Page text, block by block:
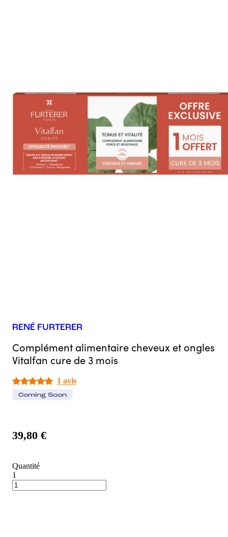
RENÉ FURTERER
Complément alimentaire cheveux et ongles
Vitalfan cure de 3 mois
1 avis
Coming Soon
39,80 €
Quantité
1